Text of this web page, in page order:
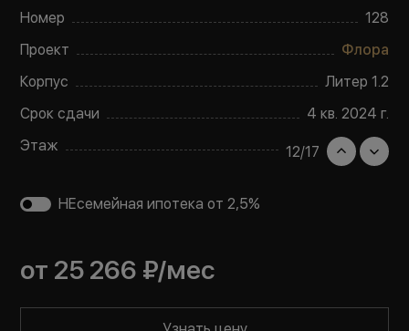
Номер
128
Проект
Флора
Корпус
Литер 1.2
Срок сдачи
4 кв. 2024 г.
Этаж
12/17
НЕсемейная ипотека от 2,5%
от 25 266 ₽/мес